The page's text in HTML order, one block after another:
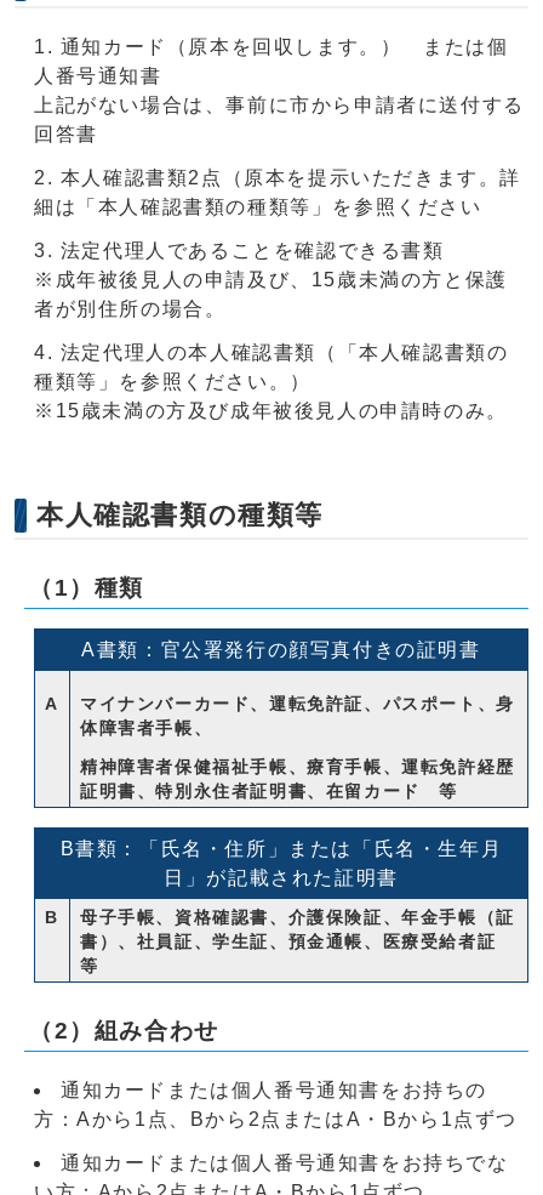
通知カード（原本を回収します。） または個
人番号通知書
上記がない場合は、事前に市から申請者に送付する
回答書
本人確認書類2点（原本を提示いただきます。詳
細は「本人確認書類の種類等」を参照ください
法定代理人であることを確認できる書類
※成年被後見人の申請及び、15歳未満の方と保護
者が別住所の場合。
法定代理人の本人確認書類（「本人確認書類の
種類等」を参照ください。）
※15歳未満の方及び成年被後見人の申請時のみ。
本人確認書類の種類等
（1）種類
A書類：官公署発行の顔写真付きの証明書
A
マイナンバーカード、運転免許証、パスポート、身
体障害者手帳、
精神障害者保健福祉手帳、療育手帳、運転免許経歴
証明書、特別永住者証明書、在留カード 等
B書類：「氏名・住所」または「氏名・生年月
日」が記載された証明書
B
母子手帳、資格確認書、介護保険証、年金手帳（証
書）、社員証、学生証、預金通帳、医療受給者証
等
（2）組み合わせ
通知カードまたは個人番号通知書をお持ちの
方：Aから1点、Bから2点またはA・Bから1点ずつ
通知カードまたは個人番号通知書をお持ちでな